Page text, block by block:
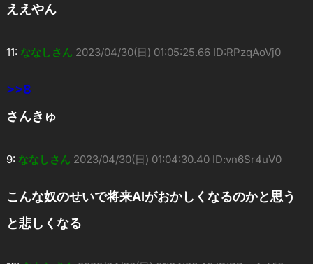
ええやん
11: ななしさん 2023/04/30(日) 01:05:25.66 ID:RPzqAoVj0
>>8
さんきゅ
9: ななしさん 2023/04/30(日) 01:04:30.40 ID:vn6Sr4uV0
こんな奴のせいで将来AIがおかしくなるのかと思う
と悲しくなる